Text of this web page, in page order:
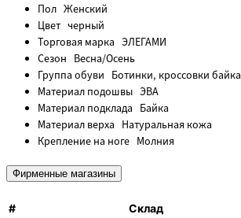
Пол Женский
Цвет черный
Торговая марка ЭЛЕГАМИ
Сезон Весна/Осень
Группа обуви Ботинки, кроссовки байка
Материал подошвы ЭВА
Материал подклада Байка
Материал верха Натуральная кожа
Крепление на ноге Молния
Фирменные магазины
# Склад